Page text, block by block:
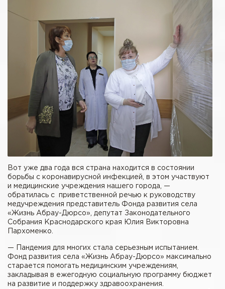
Вот уже два года вся страна находится в состоянии
борьбы с коронавирусной инфекцией, в этом участвуют
и медицинские учреждения нашего города, —
обратилась с приветственной речью к руководству
медучреждения представитель Фонда развития села
«Жизнь Абрау-Дюрсо», депутат Законодательного
Собрания Краснодарского края Юлия Викторовна
Пархоменко.
— Пандемия для многих стала серьезным испытанием.
Фонд развития села «Жизнь Абрау-Дюрсо» максимально
старается помогать медицинским учреждениям,
закладывая в ежегодную социальную программу бюджет
на развитие и поддержку здравоохранения.